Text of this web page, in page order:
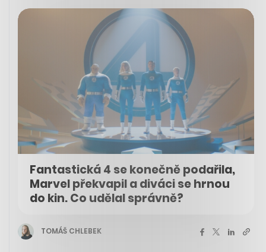
Fantastická 4 se konečně podařila,
Marvel překvapil a diváci se hrnou
do kin. Co udělal správně?
TOMÁŠ CHLEBEK